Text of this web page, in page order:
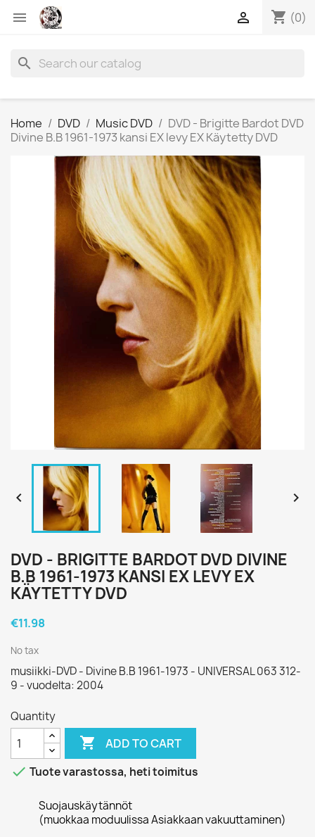
 shopping_cart (0)

search
Home DVD Music DVD
DVD - Brigitte Bardot DVD
Divine B.B 1961-1973 kansi EX levy EX Käytetty DVD
 
DVD - BRIGITTE BARDOT DVD DIVINE
B.B 1961-1973 KANSI EX LEVY EX
KÄYTETTY DVD
€11.98
No tax
musiikki-DVD - Divine B.B 1961-1973 - UNIVERSAL 063 312-
9 - vuodelta: 2004
Quantity
 ADD TO CART
 Tuote varastossa, heti toimitus
Suojauskäytännöt
(muokkaa moduulissa Asiakkaan vakuuttaminen)